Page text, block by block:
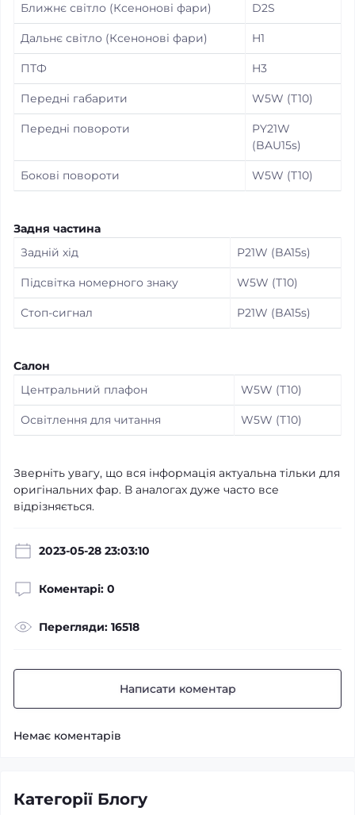
Ближнє світло (Ксенонові фари) D2S
Дальнє світло (Ксенонові фари) H1
ПТФ H3
Передні габарити W5W (T10)
Передні повороти
PY21W
(BAU15s)
Бокові повороти W5W (T10)
Задня частина
Задній хід
P21W (BA15s)
Підсвітка номерного знаку W5W (T10)
Стоп-сигнал P21W (BA15s)
Салон
Центральний плафон
W5W (T10)
Освітлення для читання W5W (T10)
Зверніть увагу, що вся інформація актуальна тільки для
оригінальних фар. В аналогах дуже часто все
відрізняється.
2023-05-28 23:03:10
Коментарі: 0
Перегляди: 16518
Написати коментар
Немає коментарів
Категорії Блогу